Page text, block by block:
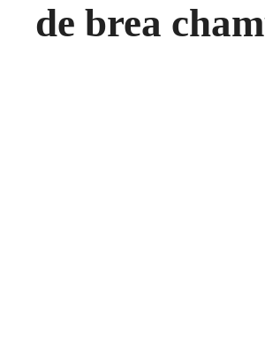
de brea